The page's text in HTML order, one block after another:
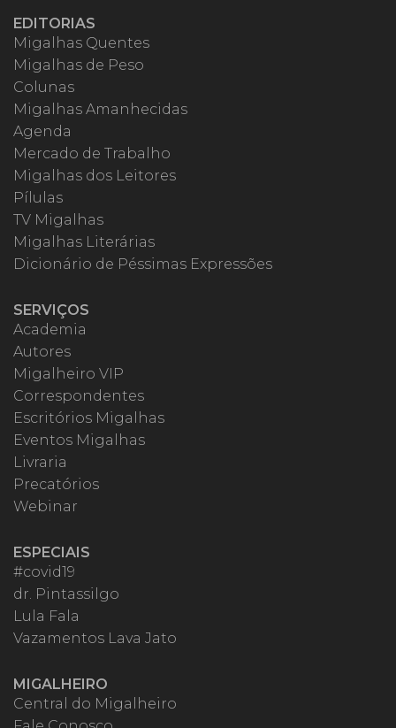
EDITORIAS
Migalhas Quentes
Migalhas de Peso
Colunas
Migalhas Amanhecidas
Agenda
Mercado de Trabalho
Migalhas dos Leitores
Pílulas
TV Migalhas
Migalhas Literárias
Dicionário de Péssimas Expressões
SERVIÇOS
Academia
Autores
Migalheiro VIP
Correspondentes
Escritórios Migalhas
Eventos Migalhas
Livraria
Precatórios
Webinar
ESPECIAIS
#covid19
dr. Pintassilgo
Lula Fala
Vazamentos Lava Jato
MIGALHEIRO
Central do Migalheiro